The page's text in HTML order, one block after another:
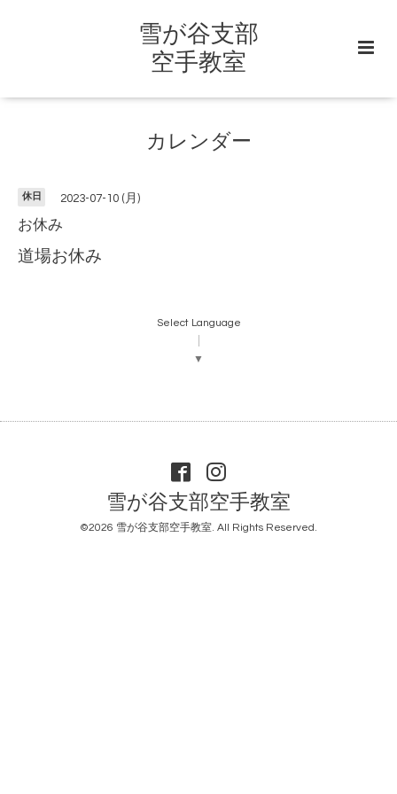
雪が谷支部
空手教室
カレンダー
休日 2023-07-10 (月)
お休み
道場お休み
Select Language
▼
雪が谷支部空手教室
©2026 雪が谷支部空手教室. All Rights Reserved.